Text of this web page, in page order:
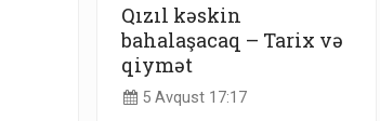
Qızıl kəskin
bahalaşacaq – Tarix və
qiymət
5 Avqust 17:17